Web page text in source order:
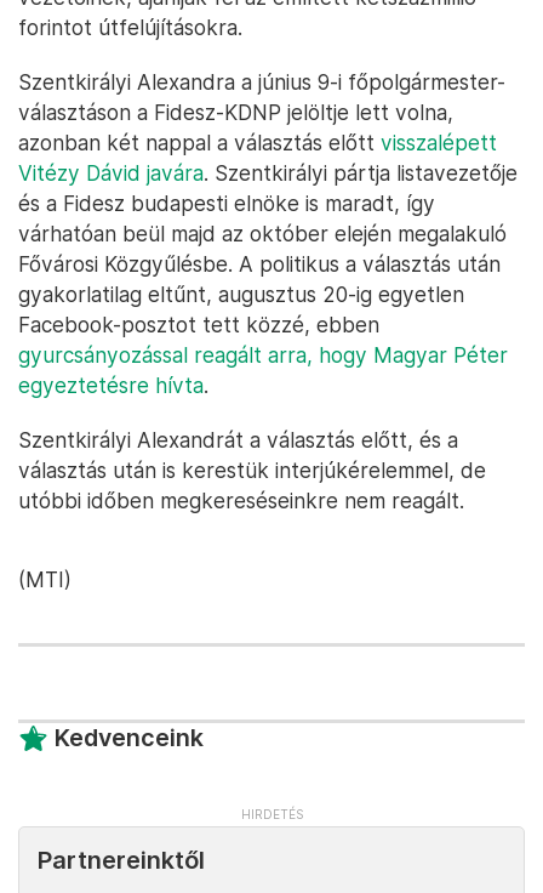
forintot útfelújításokra.
Szentkirályi Alexandra a június 9-i főpolgármester-
választáson a Fidesz-KDNP jelöltje lett volna,
azonban két nappal a választás előtt visszalépett
Vitézy Dávid javára. Szentkirályi pártja listavezetője
és a Fidesz budapesti elnöke is maradt, így
várhatóan beül majd az október elején megalakuló
Fővárosi Közgyűlésbe. A politikus a választás után
gyakorlatilag eltűnt, augusztus 20-ig egyetlen
Facebook-posztot tett közzé, ebben
gyurcsányozással reagált arra, hogy Magyar Péter
egyeztetésre hívta.
Szentkirályi Alexandrát a választás előtt, és a
választás után is kerestük interjúkérelemmel, de
utóbbi időben megkereséseinkre nem reagált.
(MTI)
Kedvenceink
Partnereinktől